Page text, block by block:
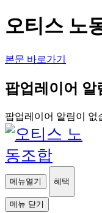
오티스 노
본문 바로가기
팝업레이어 알
팝업레이어 알림이 없
메뉴열기 혜택
메뉴 닫기